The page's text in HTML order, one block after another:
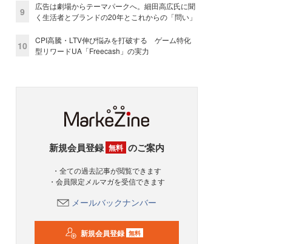
9
広告は劇場からテーマパークへ。細田高広氏に聞
く生活者とブランドの20年とこれからの「問い」
10
CPI高騰・LTV伸び悩みを打破する ゲーム特化
型リワードUA「Freecash」の実力
新規会員登録 無料 のご案内
・全ての過去記事が閲覧できます
・会員限定メルマガを受信できます
メールバックナンバー
新規会員登録 無料